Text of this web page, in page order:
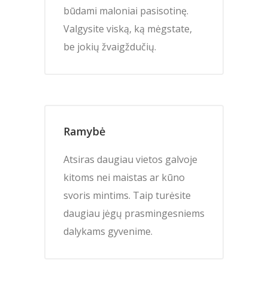
būdami maloniai pasisotinę.
Valgysite viską, ką mėgstate,
be jokių žvaigždučių.
Ramybė
Atsiras daugiau vietos galvoje
kitoms nei maistas ar kūno
svoris mintims. Taip turėsite
daugiau jėgų prasmingesniems
dalykams gyvenime.